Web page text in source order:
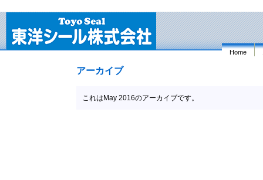
Home
アーカイブ
これはMay 2016のアーカイブです。